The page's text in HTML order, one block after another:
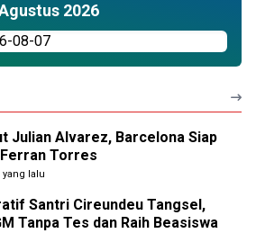
2026
Julian Alvarez, Barcelona Siap
Torres
lalu
Santri Cireundeu Tangsel,
Tanpa Tes dan Raih Beasiswa